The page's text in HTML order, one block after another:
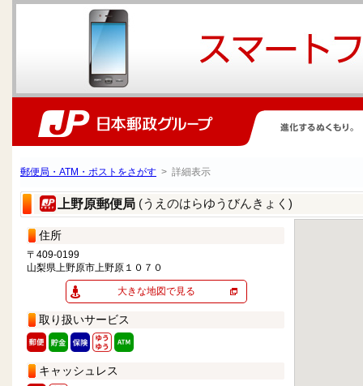
郵便局・ATM・ポストをさがす > 詳細表示
上野原郵便局 (うえのはらゆうびんきょく)
住所
〒409-0199
山梨県上野原市上野原１０７０
大きな地図で見る
取り扱いサービス
キャッシュレス